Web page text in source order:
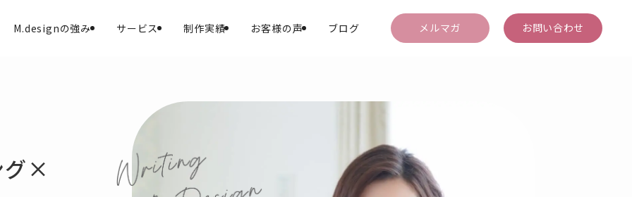
M.designの強み サービス 制作実績 お客様の声 ブログ メルマガ お問い合わせ
グ×